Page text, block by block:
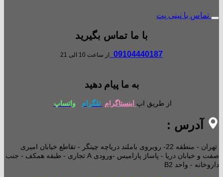
تماس با نینی پت
با ما تماس بگیرید
09104440187 از ساعت 10 الی 21
به ما پیام دهید
از طریق اپ اینستاگرام تلگرام واتساپ
آدرس :
تهران - منطقه 22- روبروی باملند دریاچه چیتگر - تقاطع خیابان امیری
صفت و خیابان دریا - پاساژ پارامیس -ورودی A تجاری -
طبقه همکف - جنب
داروخانه - واحد B2